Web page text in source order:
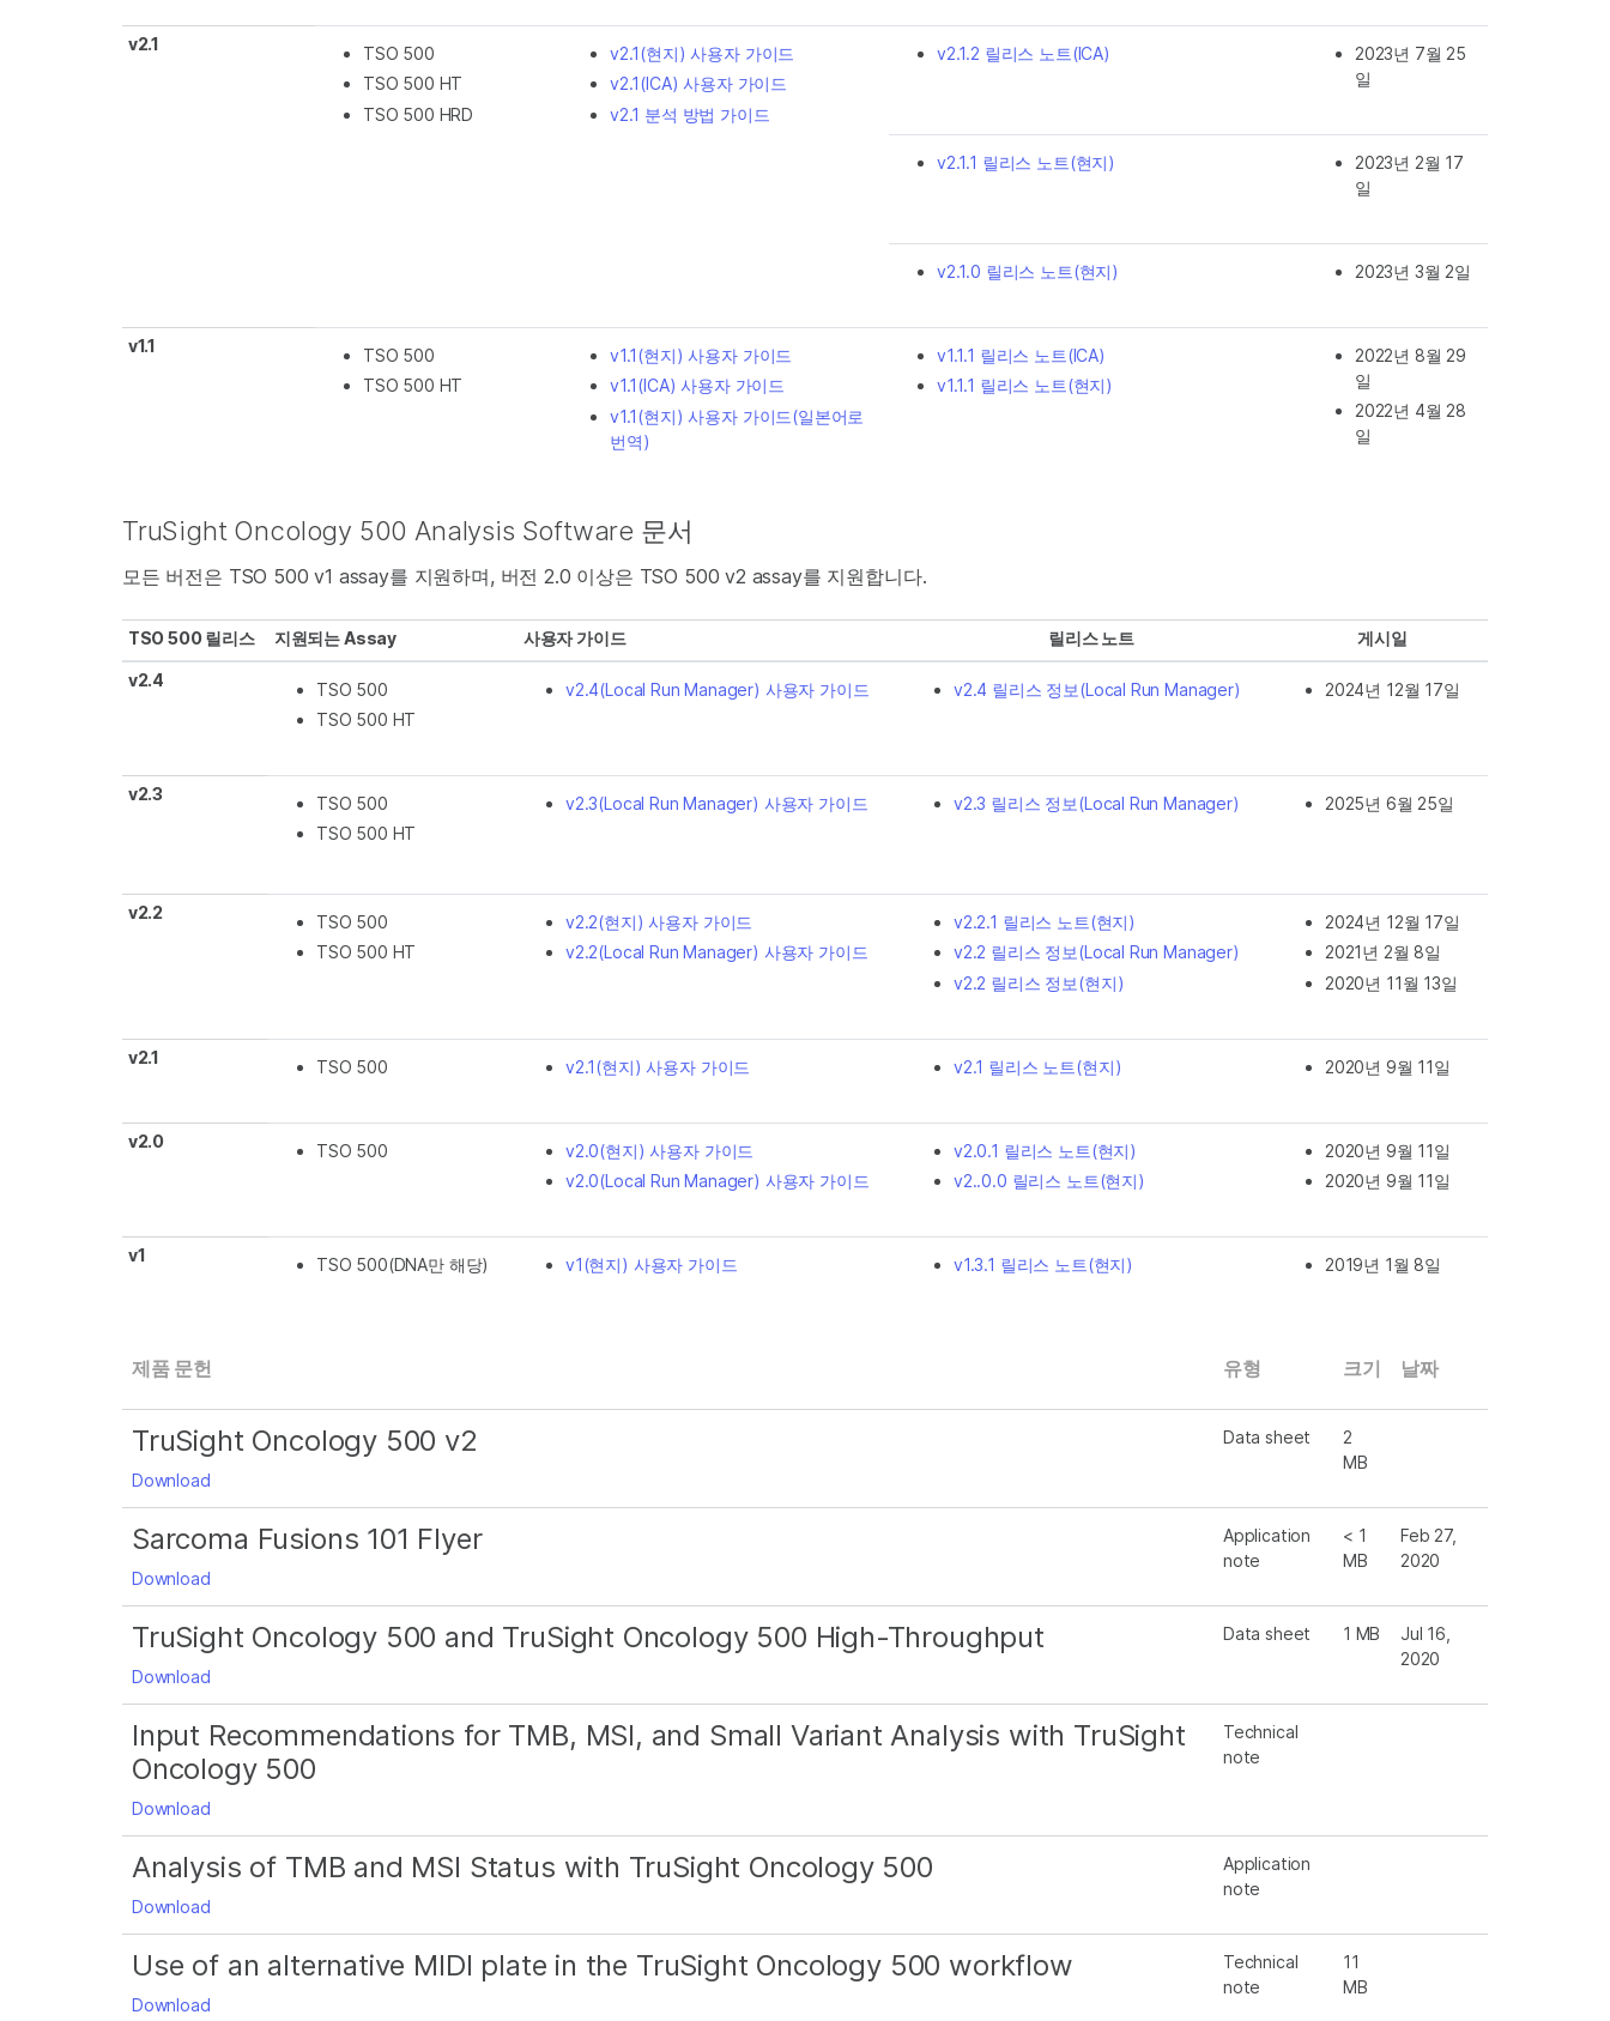
v2.1
TSO 500
TSO 500 HT
TSO 500 HRD
v2.1(현지) 사용자 가이드
v2.1(ICA) 사용자 가이드
v2.1 분석 방법 가이드
v2.1.2 릴리스 노트(ICA)
2023년 7월 25
일
v2.1.1 릴리스 노트(현지)
2023년 2월 17
일
v2.1.0 릴리스 노트(현지) 2023년 3월 2일
v1.1
TSO 500
TSO 500 HT
v1.1(현지) 사용자 가이드
v1.1(ICA) 사용자 가이드
v1.1(현지) 사용자 가이드(일본어로
번역)
v1.1.1 릴리스 노트(ICA)
v1.1.1 릴리스 노트(현지)
2022년 8월 29
일
2022년 4월 28
일
TruSight Oncology 500 Analysis Software 문서
모든 버전은 TSO 500 v1 assay를 지원하며, 버전 2.0 이상은 TSO 500 v2 assay를 지원합니다.
TSO 500 릴리스 지원되는 Assay 사용자 가이드 릴리스 노트 게시일
v2.4
TSO 500
TSO 500 HT
v2.4(Local Run Manager) 사용자 가이드 v2.4 릴리스 정보(Local Run Manager) 2024년 12월 17일
v2.3
TSO 500
TSO 500 HT
v2.3(Local Run Manager) 사용자 가이드 v2.3 릴리스 정보(Local Run Manager) 2025년 6월 25일
v2.2
TSO 500
TSO 500 HT
v2.2(현지) 사용자 가이드
v2.2(Local Run Manager) 사용자 가이드
v2.2.1 릴리스 노트(현지)
v2.2 릴리스 정보(Local Run Manager)
v2.2 릴리스 정보(현지)
2024년 12월 17일
2021년 2월 8일
2020년 11월 13일
v2.1 TSO 500 v2.1(현지) 사용자 가이드 v2.1 릴리스 노트(현지) 2020년 9월 11일
v2.0 TSO 500
v2.0(현지) 사용자 가이드
v2.0(Local Run Manager) 사용자 가이드
v2.0.1 릴리스 노트(현지)
v2..0.0 릴리스 노트(현지)
2020년 9월 11일
2020년 9월 11일
v1 TSO 500(DNA만 해당) v1(현지) 사용자 가이드 v1.3.1 릴리스 노트(현지) 2019년 1월 8일
제품 문헌 유형 크기 날짜
TruSight Oncology 500 v2
Download
Data sheet
2
MB
Sarcoma Fusions 101 Flyer
Download
Application
note
< 1
MB
Feb 27,
2020
TruSight Oncology 500 and TruSight Oncology 500 High-Throughput
Download
Data sheet 1 MB
Jul 16,
2020
Input Recommendations for TMB, MSI, and Small Variant Analysis with TruSight
Oncology 500
Download
Technical
note
Analysis of TMB and MSI Status with TruSight Oncology 500
Download
Application
note
Use of an alternative MIDI plate in the TruSight Oncology 500 workflow
Download
Technical
note
11
MB